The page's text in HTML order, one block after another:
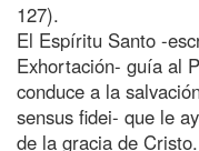
127).
El Espíritu Santo -
Exhortación- guía al
conduce a la
sensus fidei- que le
de la gracia de